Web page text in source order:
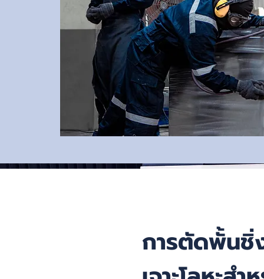
การตัดพั้นชิ่